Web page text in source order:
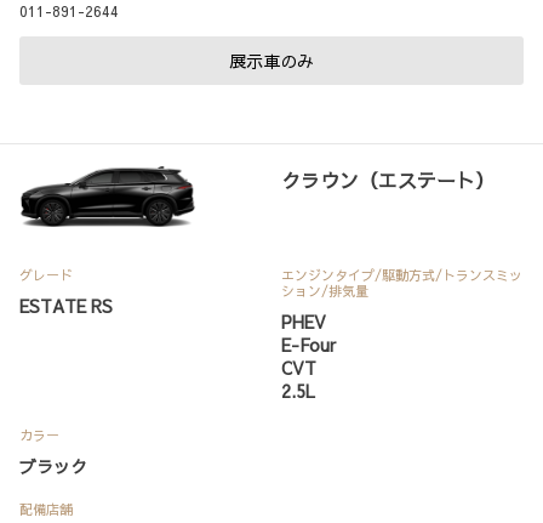
011-891-2644
展示車のみ
クラウン（エステート）
グレード
ESTATE RS
エンジンタイプ/駆動方式/ トランスミッ
ション/排気量
PHEV
E-Four
CVT
2.5L
カラー
ブラック
配備店舗